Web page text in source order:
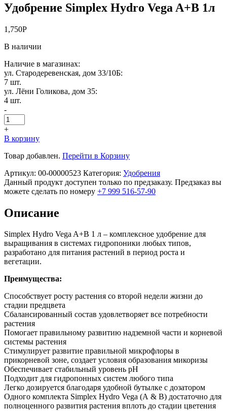
Удобрение Simplex Hydro Vega A+B 1л
1,750Р
В наличии
Наличие в магазинах:
ул. Стародеревенская, дом 33/10Б:
7 шт.
ул. Лёни Голикова, дом 35:
4 шт.
-
+
В корзину
Товар добавлен. Перейти в Корзину
Артикул: 00-00000523 Категория: Удобрения
Данный продукт доступен только по предзаказу. Предзаказ вы
можете сделать по номеру +7 999 516-57-90
Описание
Simplex Hydro Vega A+B 1 л – комплексное удобрение для
выращивания в системах гидропоники любых типов,
разработано для питания растений в период роста и
вегетации.
Преимущества:
Способствует росту растения со второй недели жизни до
стадии предцвета
Сбалансированный состав удовлетворяет все потребности
растения
Помогает правильному развитию надземной части и корневой
системы растения
Стимулирует развитие правильной микрофлоры в
прикорневой зоне, создает условия образования микоризы
Обеспечивает стабильный уровень рН
Подходит для гидропонных систем любого типа
Легко дозируется благодаря удобной бутылке с дозатором
Одного комплекта Simplex Hydro Vega (А & В) достаточно для
полноценного развития растения вплоть до стадии цветения